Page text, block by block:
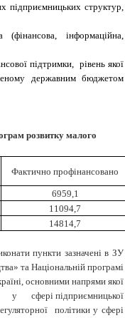
підприємницьких структур,
інформаційна,
підтримки, рівень якої
державним бюджетом
розвитку малого
Фактично профінансовано
6959,1
11094,7
14814,7
пункти зазначені в ЗУ
та Національній програмі
основними напрями якої
у сфері підприємницької
політики у сфері